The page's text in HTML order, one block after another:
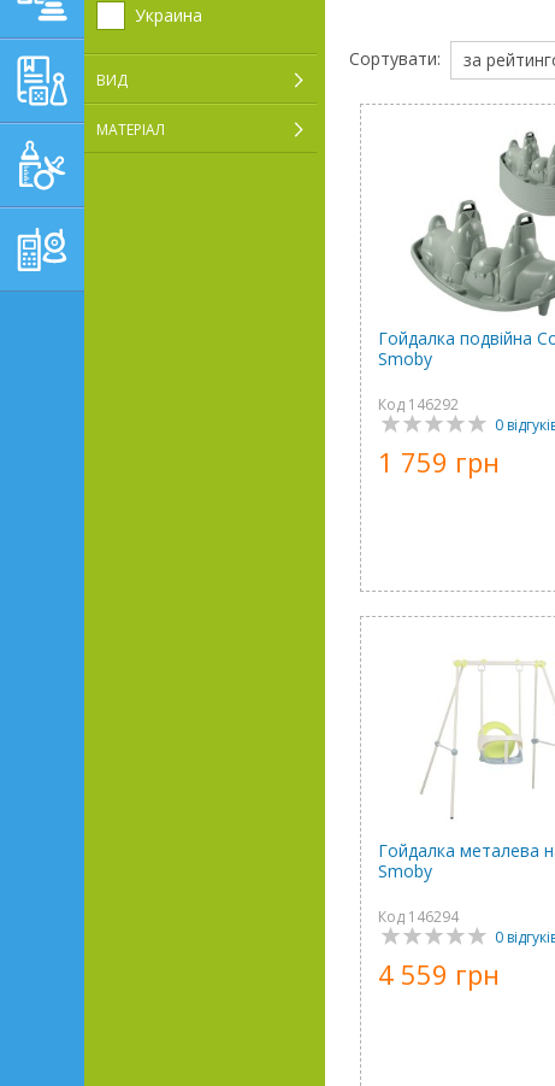
РОЗВИВАЮЧІ ТОВАРИ
ГІГІЄНА, ДОГЛЯД І
Украина
ВИД
МАТЕРІАЛ
Сортувати: за
Гойдалка подвійна
Smoby
Код 146292
0
1 759 грн
Гойдалка металева
Smoby
Код 146294
0
4 559 грн